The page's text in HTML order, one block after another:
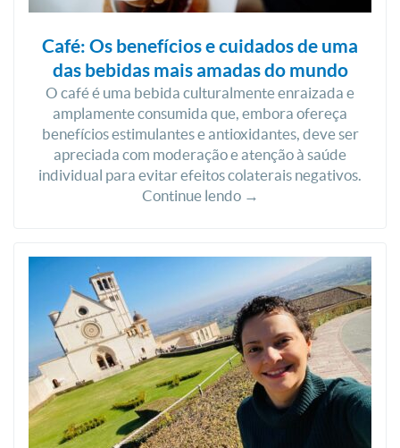
Café: Os benefícios e cuidados de uma
das bebidas mais amadas do mundo
O café é uma bebida culturalmente enraizada e
amplamente consumida que, embora ofereça
benefícios estimulantes e antioxidantes, deve ser
apreciada com moderação e atenção à saúde
individual para evitar efeitos colaterais negativos.
Continue lendo →